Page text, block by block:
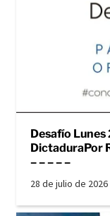
Desafío Lunes
DictaduraPor
– – – – –
28 de julio de 2026